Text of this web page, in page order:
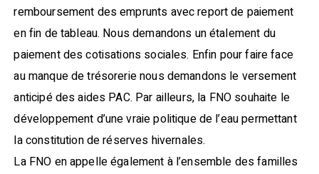
remboursement des emprunts avec report de paiement
en fin de tableau. Nous demandons un étalement du
paiement des cotisations sociales. Enfin pour faire face
au manque de trésorerie nous demandons le versement
anticipé des aides PAC. Par ailleurs, la FNO souhaite le
développement d’une vraie politique de l’eau permettant
la constitution de réserves hivernales.
La FNO en appelle également à l’ensemble des familles